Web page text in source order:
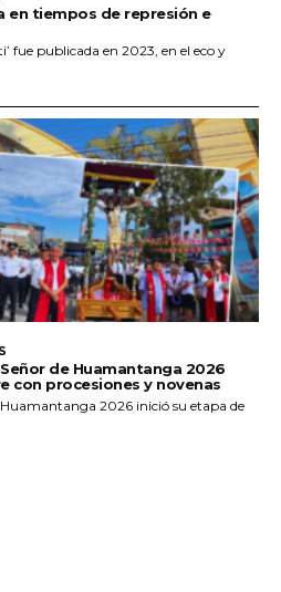
en tiempos de represión e
fue publicada en 2023, en el eco y
de Huamantanga 2026
con procesiones y novenas
2026 inició su etapa de